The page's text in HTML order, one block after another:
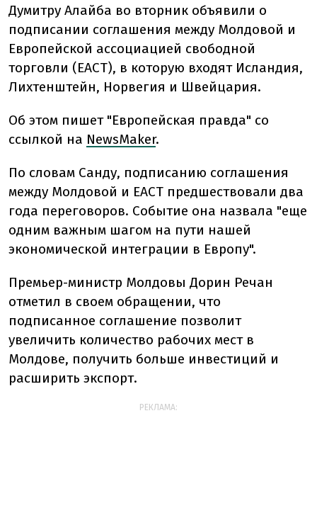
Думитру Алайба во вторник объявили о
подписании соглашения между Молдовой и
Европейской ассоциацией свободной
торговли (ЕАСТ), в которую входят Исландия,
Лихтенштейн, Норвегия и Швейцария.
Об этом пишет "Европейская правда" со
ссылкой на NewsMaker.
По словам Санду, подписанию соглашения
между Молдовой и ЕАСТ предшествовали два
года переговоров. Событие она назвала "еще
одним важным шагом на пути нашей
экономической интеграции в Европу".
Премьер-министр Молдовы Дорин Речан
отметил в своем обращении, что
подписанное соглашение позволит
увеличить количество рабочих мест в
Молдове, получить больше инвестиций и
расширить экспорт.
РЕКЛАМА: